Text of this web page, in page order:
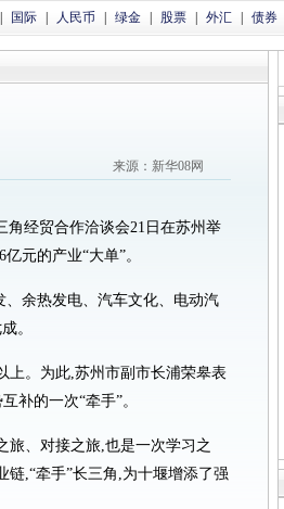
国际 人民币 绿金 股票 外汇 债券
来源：新华08网
经贸合作洽谈会21日在苏州举
元的产业“大单”。
余热发电、汽车文化、电动汽
。
。为此,苏州市副市长浦荣皋表
补的一次“牵手”。
、对接之旅,也是一次学习之
,“牵手”长三角,为十堰增添了强